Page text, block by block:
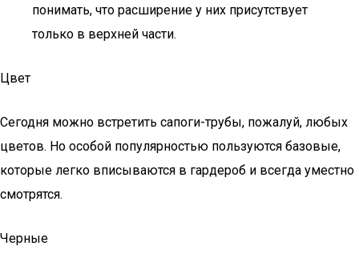
понимать, что расширение у них присутствует
только в верхней части.
Цвет
Сегодня можно встретить сапоги-трубы, пожалуй, любых
цветов. Но особой популярностью пользуются базовые,
которые легко вписываются в гардероб и всегда уместно
смотрятся.
Черные